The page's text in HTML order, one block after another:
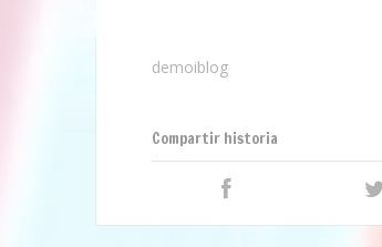
demoiblog
Compartir historia